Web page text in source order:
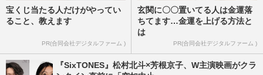
宝くじ当たる人だけがやってい
ること、教えます
PR(合同会社デジタルファーム )
玄関に〇〇置いてる人は金運落
ちてます…金運を上げる方法と
は
PR(合同会社デジタルファーム )
『SixTONES』松村北斗×芳根京子、W主演映画がクラ